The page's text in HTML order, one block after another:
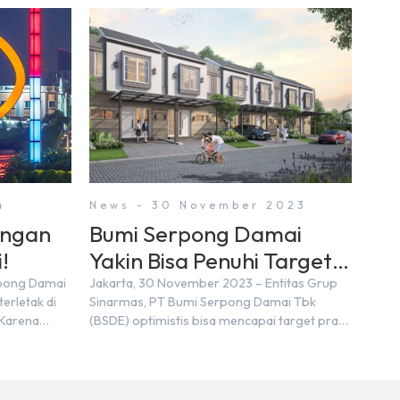
Damai
di
News - 30 November 2023
Bumi Serpong Damai
Yakin Bisa Penuhi Target
Marketing Sales Tahun
2023
Jakarta, 30 November 2023 – Entitas Grup
Sinarmas, PT Bumi Serpong Damai Tbk
(BSDE) optimistis bisa mencapai target pra